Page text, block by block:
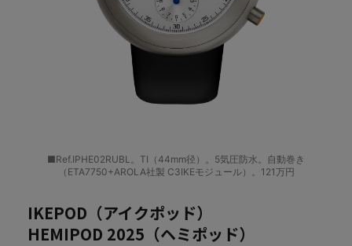
■Ref.IPHE02RUBL。TI（44mm径）。5気圧防水。自動巻き
（ETA7750+AROLA社製 C3IKEモジュール）。121万円
IKEPOD（アイクポッド）
HEMIPOD 2025（ヘミポッド）